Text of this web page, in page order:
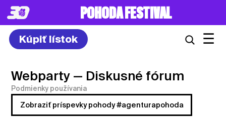
POHODA FESTIVAL
Kúpiť lístok ☰
Webparty — Diskusné fórum
Podmienky používania
Zobraziť príspevky pohody #agenturapohoda